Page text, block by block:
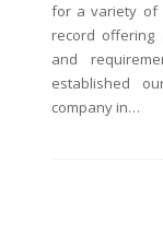
for a variety of
record
and
established
company in…